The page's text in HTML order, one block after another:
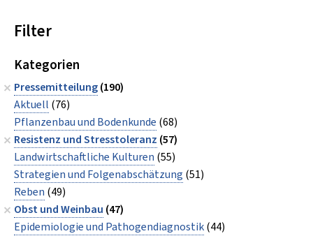
Filter
Kategorien
Pressemitteilung(190)
Aktuell (76)
Pflanzenbau und Bodenkunde (68)
Resistenz und Stresstoleranz (57)
Landwirtschaftliche Kulturen (55)
Strategien und Folgenabschätzung (51)
Reben (49)
Obst und Weinbau (47)
Epidemiologie und Pathogendiagnostik(44)